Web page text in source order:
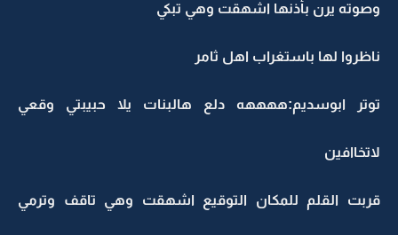
وصوته يرن بأذنها اشهقت وهي تبكي
ناظروا لها باستغراب اهل ثامر
توتر ابوسديم:ههههه دلع هالبنات يلا حبيبتي وقعي
لاتخاافين
قربت القلم للمكان التوقيع اشهقت وهي تاقف وترمي